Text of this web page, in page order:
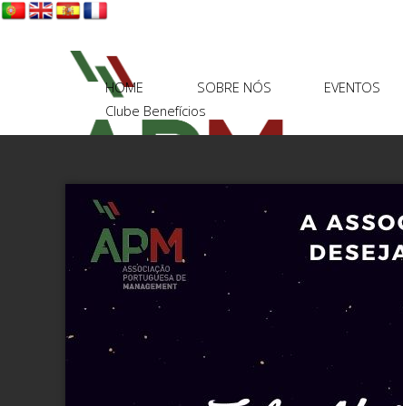
HOME SOBRE NÓS EVENTOS
Clube Benefícios